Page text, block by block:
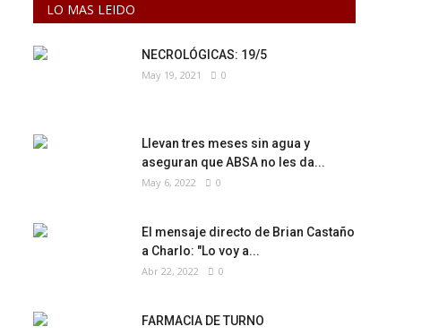
LO MAS LEIDO
NECROLÓGICAS: 19/5
May 19, 2021 0
Llevan tres meses sin agua y
aseguran que ABSA no les da...
May 6, 2022 0
El mensaje directo de Brian Castaño
a Charlo: "Lo voy a...
Abr 22, 2022 0
FARMACIA DE TURNO